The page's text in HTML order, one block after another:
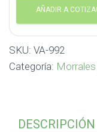
AÑADIR A
SKU: VA-992
Categoría:
DESCRIPCIÓN